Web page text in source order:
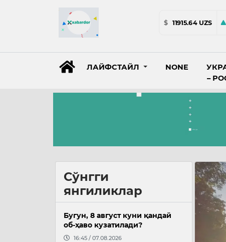
$ 11915.64 UZS
ЛАЙФСТАЙЛ NONE
–
Сўнгги
янгиликлар
Бугун, 8 август куни қандай
об-ҳаво кузатилади?
16:45 / 07.08.2026